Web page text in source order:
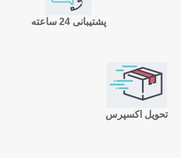
پشتیبانی 24 ساعته
تحویل اکسپرس